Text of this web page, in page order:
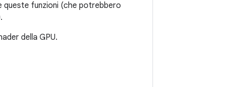
queste funzioni (che potrebbero
della GPU.